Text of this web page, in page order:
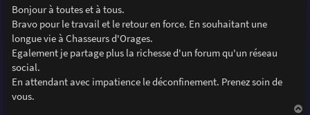
s
s
a
e
Bonjour à toutes et à tous.
Bravo pour le travail et le retour en force. En souhaitant une
longue vie à Chasseurs d'Orages.
Egalement je partage plus la richesse d'un forum qu'un réseau
social.
En attendant avec impatience le déconfinement. Prenez soin de
vous.